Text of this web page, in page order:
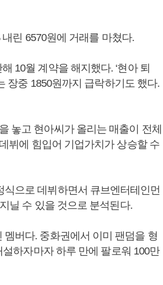
린 6570원에 거래를 마쳤다.
10월 계약을 해지했다. ‘현아 퇴
장중 1850원까지 급락하기도 했다.
놓고 현아씨가 올리는 매출이 전체
뷔에 힘입어 기업가치가 상승할 수
으로 데뷔하면서 큐브엔터테인먼
닐 수 있을 것으로 분석된다.
버다. 중화권에서 이미 팬덤을 형
하자마자 하루 만에 팔로워 100만